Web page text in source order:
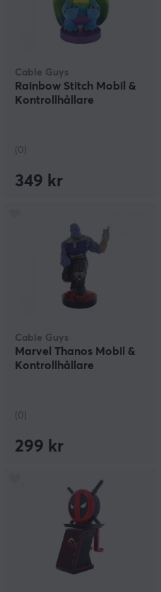
Cable Guys
Rainbow Stitch Mobil &
Kontrollhållare
(0)
349 kr
Cable Guys
Marvel Thanos Mobil &
Kontrollhållare
(0)
299 kr